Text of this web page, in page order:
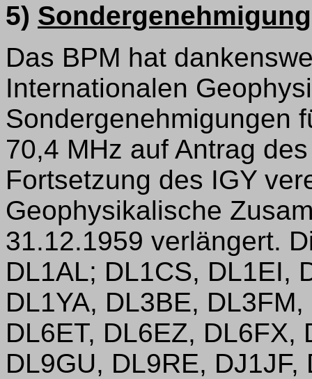
5)
Das BPM hat
Internationalen
Sondergenehmigungen
70,4 MHz auf Antrag
Fortsetzung des IGY
Geophysikalische
31.12.1959 verlängert.
DL1AL; DL1CS, DL1EI,
DL1YA, DL3BE,
DL6ET, DL6EZ, DL6FX,
DL9GU, DL9RE, DJ1JF,